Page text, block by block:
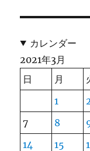
カレンダー
2021年3月
日
月
1
7
8
14
15